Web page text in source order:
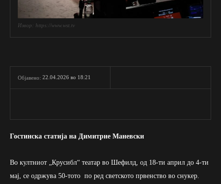
Извор: https://www.wst.tv
Објавено: 22.04.2026 во 18:21
Гостинска статија на Димитрие Маневски
Во култниот „Крусибл“ театар во Шефилд, од 18-ти април до 4-ти
мај, се одржува 50-тото по ред светското првенство во снукер.